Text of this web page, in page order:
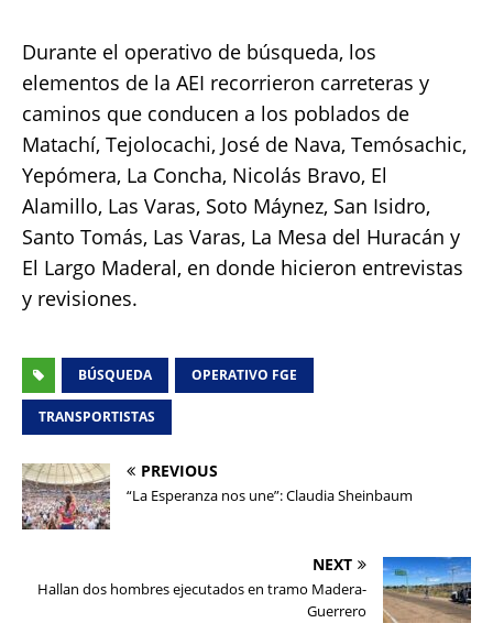
Durante el operativo de búsqueda, los
elementos de la AEI recorrieron carreteras y
caminos que conducen a los poblados de
Matachí, Tejolocachi, José de Nava, Temósachic,
Yepómera, La Concha, Nicolás Bravo, El
Alamillo, Las Varas, Soto Máynez, San Isidro,
Santo Tomás, Las Varas, La Mesa del Huracán y
El Largo Maderal, en donde hicieron entrevistas
y revisiones.
BÚSQUEDA OPERATIVO FGE
TRANSPORTISTAS
PREVIOUS
“La Esperanza nos une”: Claudia Sheinbaum
NEXT
Hallan dos hombres ejecutados en tramo Madera-
Guerrero